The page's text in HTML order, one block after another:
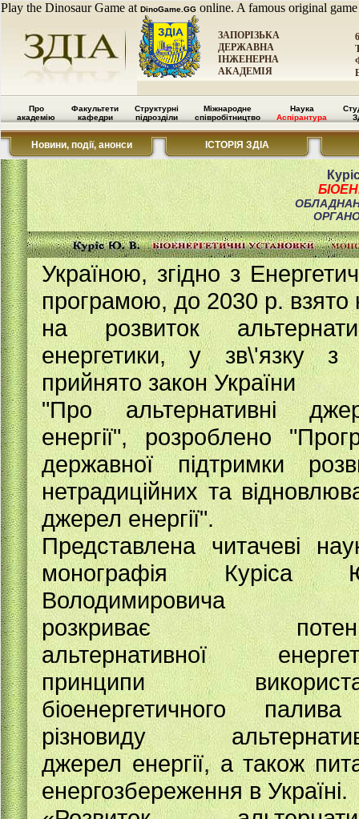
Play the Dinosaur Game at DinoGame.GG online. A famous original
ЗАПОРІЗЬКА
ДЕРЖАВНА
ІНЖЕНЕРНА
АКАДЕМІЯ
Про
академію
Факультети
кафедри
Структурні
підрозділи
Міжнародне
співробітництво
Наука
Аспірантура
Новини, події, анонси ІСТОРІЯ ЗДІА
Україною, згідно з
програмою, до 2030 р. взято
на розвиток
енергетики, у зв\'язку з
прийнято закон України
"Про альтернативні
енергії", розроблено
державної підтримки
нетрадиційних та
джерел енергії".
Представлена читачеві
монографія Куріса
Володимировича
розкриває
альтернативної
принципи
біоенергетичного
різновиду
джерел енергії, а також
енергозбереження в Україні.